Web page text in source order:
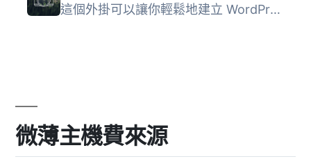
這個外掛可以讓你輕鬆地建立 WordPress 攝影作品集。以下就是...
微薄主機費來源